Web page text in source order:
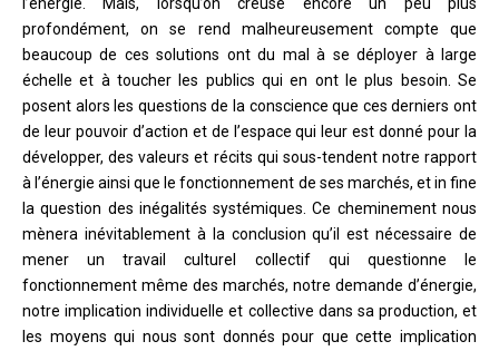
profondément, on se rend malheureusement compte que
beaucoup de ces solutions ont du mal à se déployer à large
échelle et à toucher les publics qui en ont le plus besoin. Se
posent alors les questions de la conscience que ces derniers ont
de leur pouvoir d’action et de l’espace qui leur est donné pour la
développer, des valeurs et récits qui sous-tendent notre rapport
à l’énergie ainsi que le fonctionnement de ses marchés, et in fine
la question des inégalités systémiques. Ce cheminement nous
mènera inévitablement à la conclusion qu’il est nécessaire de
mener un travail culturel collectif qui questionne le
fonctionnement même des marchés, notre demande d’énergie,
notre implication individuelle et collective dans sa production, et
les moyens qui nous sont donnés pour que cette implication